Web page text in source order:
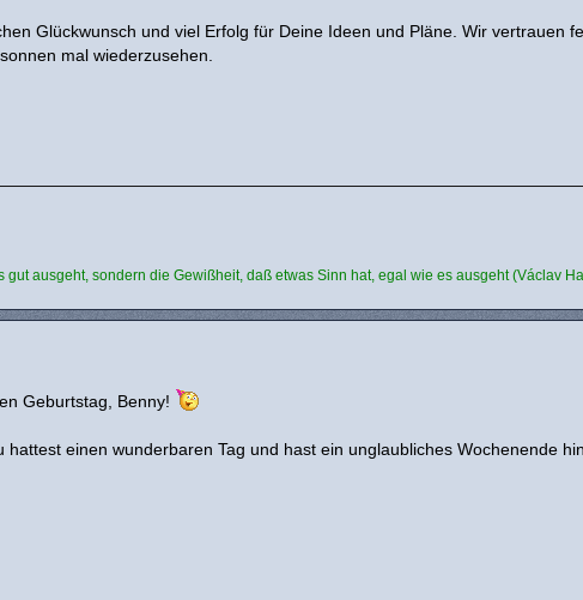
Glückwunsch und viel Erfolg für Deine Ideen und Pläne. Wir vertrauen
mal wiederzusehen.
gut ausgeht, sondern die Gewißheit, daß etwas Sinn hat, egal wie es ausgeht (Václav
Geburtstag, Benny!
einen wunderbaren Tag und hast ein unglaubliches Wochenende